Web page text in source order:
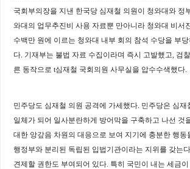
국회부의장을 지낸 한국당 심재철 의원이 청와대와 정
와대의 업무추진비 사용 자료뿐 만아니라 청와대 비서
수백만 원에 이르는 청와대 내부 회의 참석 수당을 부
다. 기재부는 불법 자료 수집이라며 즉시 고발했고, 검
른 동작으로 t심재철 국회의원 사무실을 압수수색했다.
민주당도 심재철 의원 공격에 가세했다. 민주당은 심재
일체가 되어 일사분란하게 방어막을 구축하고 나선
대한 앙갚음 차원의 대응으로 보여 지기에 충분한 행동
행정부와 분리된 독립된 입법기관이라는 지위를 갖는다
견제할 권한도 부여되어 있다. 특히 국민이 내는 세금